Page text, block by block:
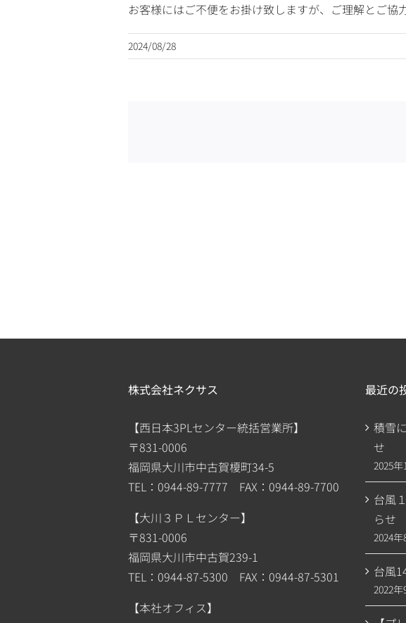
お客様にはご不便をお掛け致しますが、ご理解とご協
2024/08/28
株式会社ネクサス
【西日本3PLセンター統括営業所】
〒831-0006
福岡県大川市中古賀榎町34-5
TEL：0944-89-7777 FAX：0944-89-7700
【大川３ＰＬセンター】
〒831-0006
福岡県大川市中古賀239-1
TEL：0944-87-5300 FAX：0944-87-5301
【本社オフィス】
最近の
積雪
せ
2025
台風
らせ
2024
台風
2022